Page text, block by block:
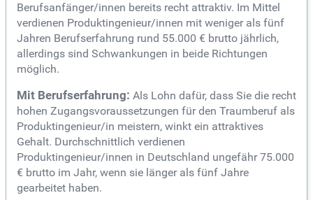
Berufsanfänger/innen bereits recht attraktiv. Im Mittel
verdienen Produktingenieur/innen mit weniger als fünf
Jahren Berufserfahrung rund 55.000 € brutto jährlich,
allerdings sind Schwankungen in beide Richtungen
möglich.
Mit Berufserfahrung: Als Lohn dafür, dass Sie die recht
hohen Zugangsvoraussetzungen für den Traumberuf als
Produktingenieur/in meistern, winkt ein attraktives
Gehalt. Durchschnittlich verdienen
Produktingenieur/innen in Deutschland ungefähr 75.000
€ brutto im Jahr, wenn sie länger als fünf Jahre
gearbeitet haben.